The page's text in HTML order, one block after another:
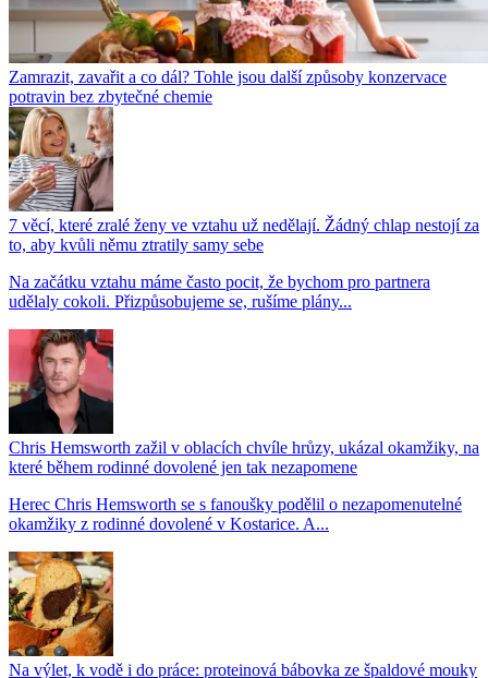
Zamrazit, zavařit a co dál? Tohle jsou další způsoby konzervace
potravin bez zbytečné chemie
7 věcí, které zralé ženy ve vztahu už nedělají. Žádný chlap nestojí za
to, aby kvůli němu ztratily samy sebe
Na začátku vztahu máme často pocit, že bychom pro partnera
udělaly cokoli. Přizpůsobujeme se, rušíme plány...
Chris Hemsworth zažil v oblacích chvíle hrůzy, ukázal okamžiky, na
které během rodinné dovolené jen tak nezapomene
Herec Chris Hemsworth se s fanoušky podělil o nezapomenutelné
okamžiky z rodinné dovolené v Kostarice. A...
Na výlet, k vodě i do práce: proteinová bábovka ze špaldové mouky